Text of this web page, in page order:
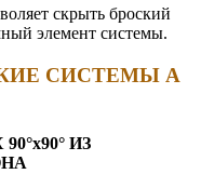
скрыть броский
элемент системы.
СИСТЕМЫ А
ИЗ